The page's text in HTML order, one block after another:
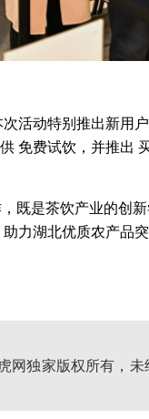
活动特别推出新用
免费试饮，并推出
既是茶饮产业的创
力湖北优质农产品
网独家版权所有，